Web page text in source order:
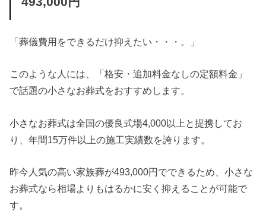
「葬儀費用をできるだけ抑えたい・・・。」
このような人には、「格安・追加料金なしの定額料金」
で話題の小さなお葬式をおすすめします。
小さなお葬式は全国の優良式場4,000以上と提携してお
り、年間15万件以上の施工実績数を誇ります。
昨今人気の高い家族葬が493,000円でできるため、小さな
お葬式なら相場よりもはるかに安く抑えることが可能で
す。